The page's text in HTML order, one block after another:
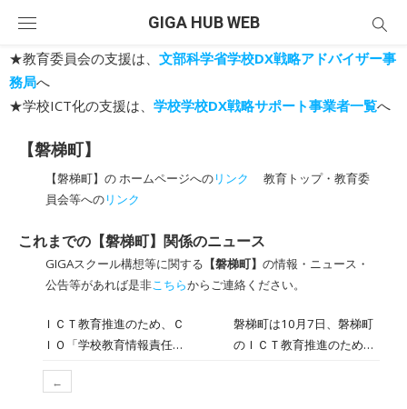
content
GIGA HUB WEB
★教育委員会の支援は、 文部科学省学校DX戦略アドバイザー事
務局へ
★学校ICT化の支援は、 学校学校DX戦略サポート事業者一覧へ
【磐梯町】
【磐梯町】の ホームページへのリンク
教育トップ・教育委
員会等へのリンク
これまでの【磐梯町】関係のニュース
GIGAスクール構想等に関する 【磐梯町】 の情報・ニュース・
公告等があれば是非こちらからご連絡ください。
ＩＣＴ教育推進のため、Ｃ
ＩＯ「学校教育情報責任
磐梯町は10月7日、磐梯町
のＩＣＴ教育推進のため、
←